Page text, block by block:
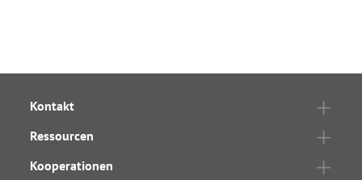
Kontakt
Ressourcen
Kooperationen